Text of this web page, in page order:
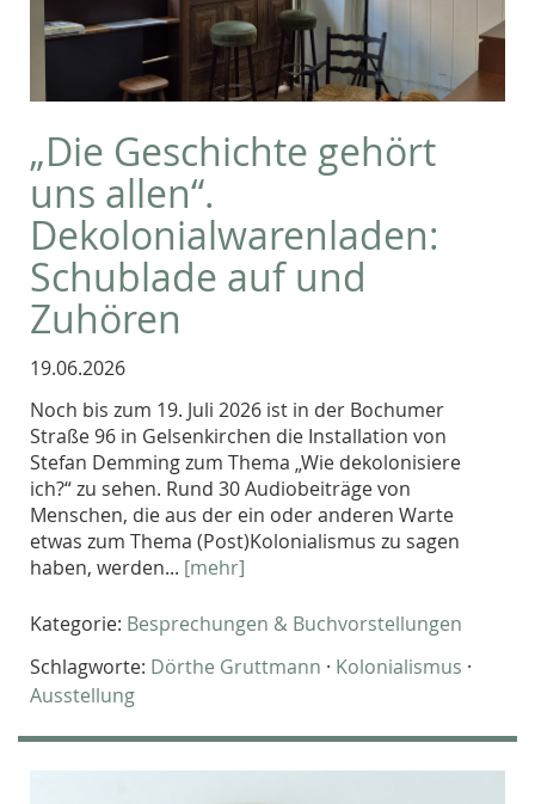
„Die Geschichte gehört
uns allen“.
Dekolonialwarenladen:
Schublade auf und
Zuhören
19.06.2026
Noch bis zum 19. Juli 2026 ist in der Bochumer
Straße 96 in Gelsenkirchen die Installation von
Stefan Demming zum Thema „Wie dekolonisiere
ich?“ zu sehen. Rund 30 Audiobeiträge von
Menschen, die aus der ein oder anderen Warte
etwas zum Thema (Post)Kolonialismus zu sagen
haben, werden... [mehr]
Kategorie: Besprechungen & Buchvorstellungen
Schlagworte: Dörthe Gruttmann · Kolonialismus ·
Ausstellung